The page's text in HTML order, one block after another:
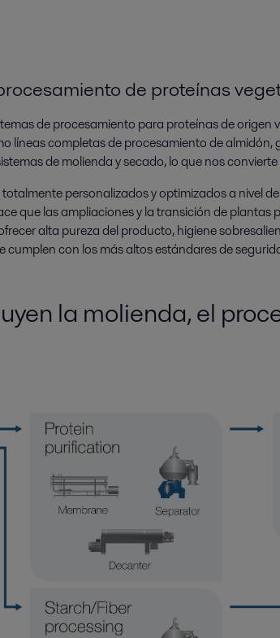
de proteínas
de procesamiento para proteínas de
completas de procesamiento de almidón,
de molienda y secado, lo que nos
personalizados y optimizados a nivel
que las ampliaciones y la transición de
alta pureza del producto, higiene
con los más altos estándares de
la molienda, el